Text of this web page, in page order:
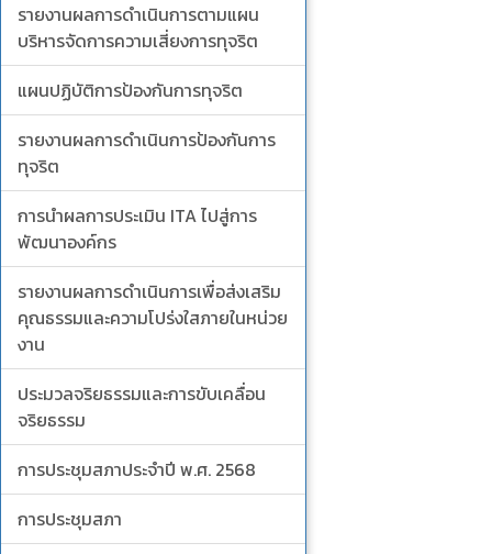
รายงานผลการดำเนินการตามแผน
บริหารจัดการความเสี่ยงการทุจริต
แผนปฏิบัติการป้องกันการทุจริต
รายงานผลการดำเนินการป้องกันการ
ทุจริต
การนำผลการประเมิน ITA ไปสู่การ
พัฒนาองค์กร
รายงานผลการดำเนินการเพื่อส่งเสริม
คุณธรรมและความโปร่งใสภายในหน่วย
งาน
ประมวลจริยธรรมและการขับเคลื่อน
จริยธรรม
การประชุมสภาประจำปี พ.ศ. 2568
การประชุมสภา